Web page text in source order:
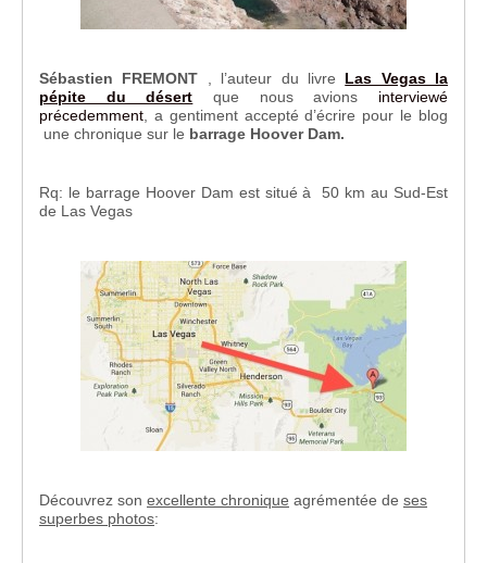
Sébastien FREMONT , l’auteur du livre Las Vegas la
pépite du désert que nous avions interviewé
précedemment , a gentiment accepté d’écrire pour le blog
une chronique sur le barrage Hoover Dam.
Rq: le barrage Hoover Dam est situé à 50 km au Sud-Est
de Las Vegas
Découvrez son excellente chronique agrémentée de ses
superbes photos: